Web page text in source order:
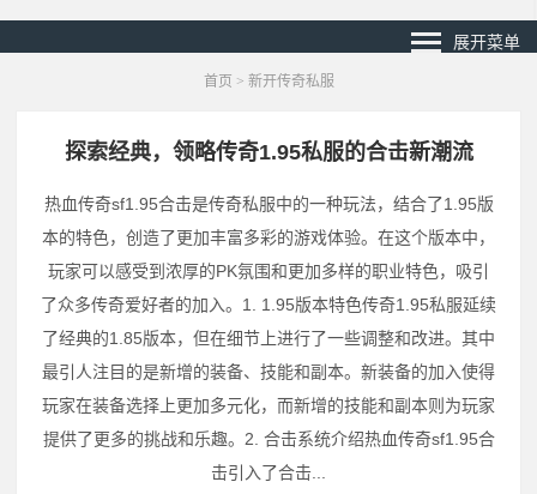
展开菜单
首页 > 新开传奇私服
探索经典，领略传奇1.95私服的合击新潮流
热血传奇sf1.95合击是传奇私服中的一种玩法，结合了1.95版
本的特色，创造了更加丰富多彩的游戏体验。在这个版本中，
玩家可以感受到浓厚的PK氛围和更加多样的职业特色，吸引
了众多传奇爱好者的加入。1. 1.95版本特色传奇1.95私服延续
了经典的1.85版本，但在细节上进行了一些调整和改进。其中
最引人注目的是新增的装备、技能和副本。新装备的加入使得
玩家在装备选择上更加多元化，而新增的技能和副本则为玩家
提供了更多的挑战和乐趣。2. 合击系统介绍热血传奇sf1.95合
击引入了合击...